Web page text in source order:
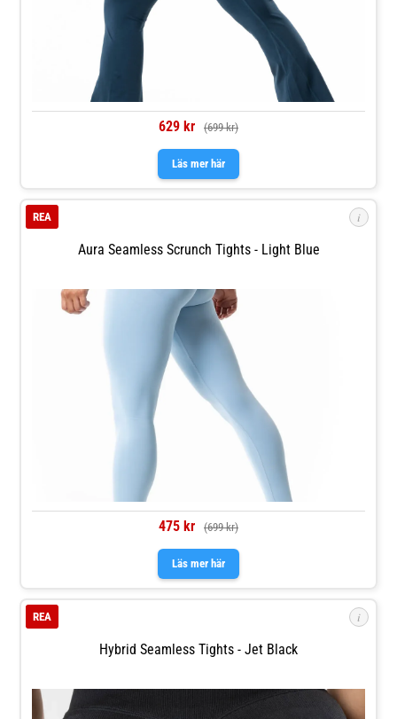
629 kr (699 kr)
Läs mer här
i
Aura Seamless Scrunch Tights - Light Blue
REA
475 kr (699 kr)
Läs mer här
i
Hybrid Seamless Tights - Jet Black
REA